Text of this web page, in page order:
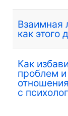
Взаимная
как этого
Как
проблем
с